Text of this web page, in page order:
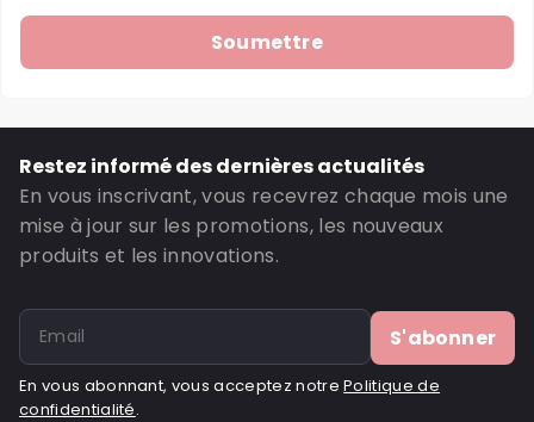
Restez informé des dernières actualités
En vous inscrivant, vous recevrez chaque mois une
mise à jour sur les promotions, les nouveaux
produits et les innovations.
S'abonner
En vous abonnant, vous acceptez notrePolitique de
confidentialité.